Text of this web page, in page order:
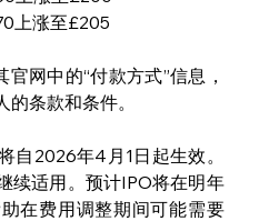
上涨至£205
网中的“付款方式”信息，
条款和条件。
自2026年4月1日起生效。
续适用。预计IPO将在明年
在费用调整期间可能需要